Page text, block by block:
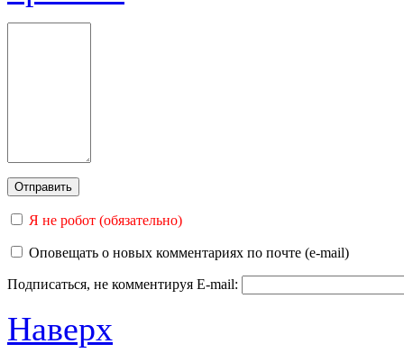
Я не робот (обязательно)
Оповещать о новых комментариях по почте (e-mail)
Подписаться, не комментируя E-mail:
Наверх